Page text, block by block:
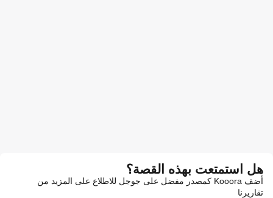
هل استمتعت بهذه القصة؟
أضف Kooora كمصدر مفضل على جوجل للاطلاع على المزيد من
تقاريرنا